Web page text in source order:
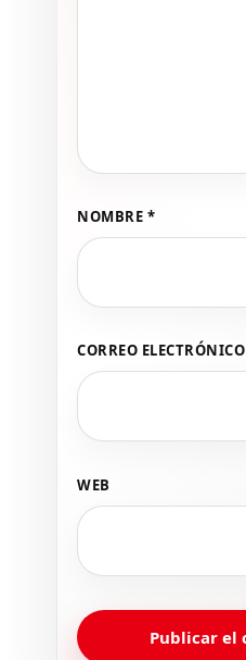
NOMBRE *
CORREO ELECTRÓNICO
WEB